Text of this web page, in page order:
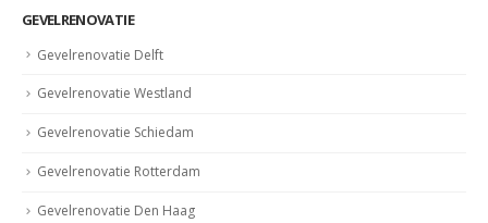
GEVELRENOVATIE
Gevelrenovatie Delft
Gevelrenovatie Westland
Gevelrenovatie Schiedam
Gevelrenovatie Rotterdam
Gevelrenovatie Den Haag